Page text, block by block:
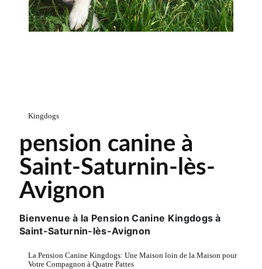
Kingdogs
pension canine à
Saint-Saturnin-lès-
Avignon
Bienvenue à la Pension Canine Kingdogs à
Saint-Saturnin-lès-Avignon
La Pension Canine Kingdogs: Une Maison loin de la Maison pour
Votre Compagnon à Quatre Pattes